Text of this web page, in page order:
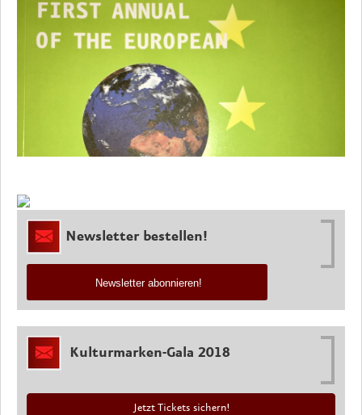
Newsletter bestellen!
Newsletter abonnieren!
Kulturmarken-Gala 2018
Jetzt Tickets sichern!